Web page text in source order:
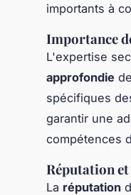
importants à
Importance
L'expertise
approfondie
spécifiques
garantir une
compétences
Réputation
La réputation